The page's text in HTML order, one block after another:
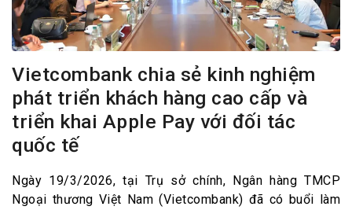
Vietcombank chia sẻ kinh nghiệm
phát triển khách hàng cao cấp và
triển khai Apple Pay với đối tác
quốc tế
Ngày 19/3/2026, tại Trụ sở chính, Ngân hàng TMCP
Ngoại thương Việt Nam (Vietcombank) đã có buổi làm